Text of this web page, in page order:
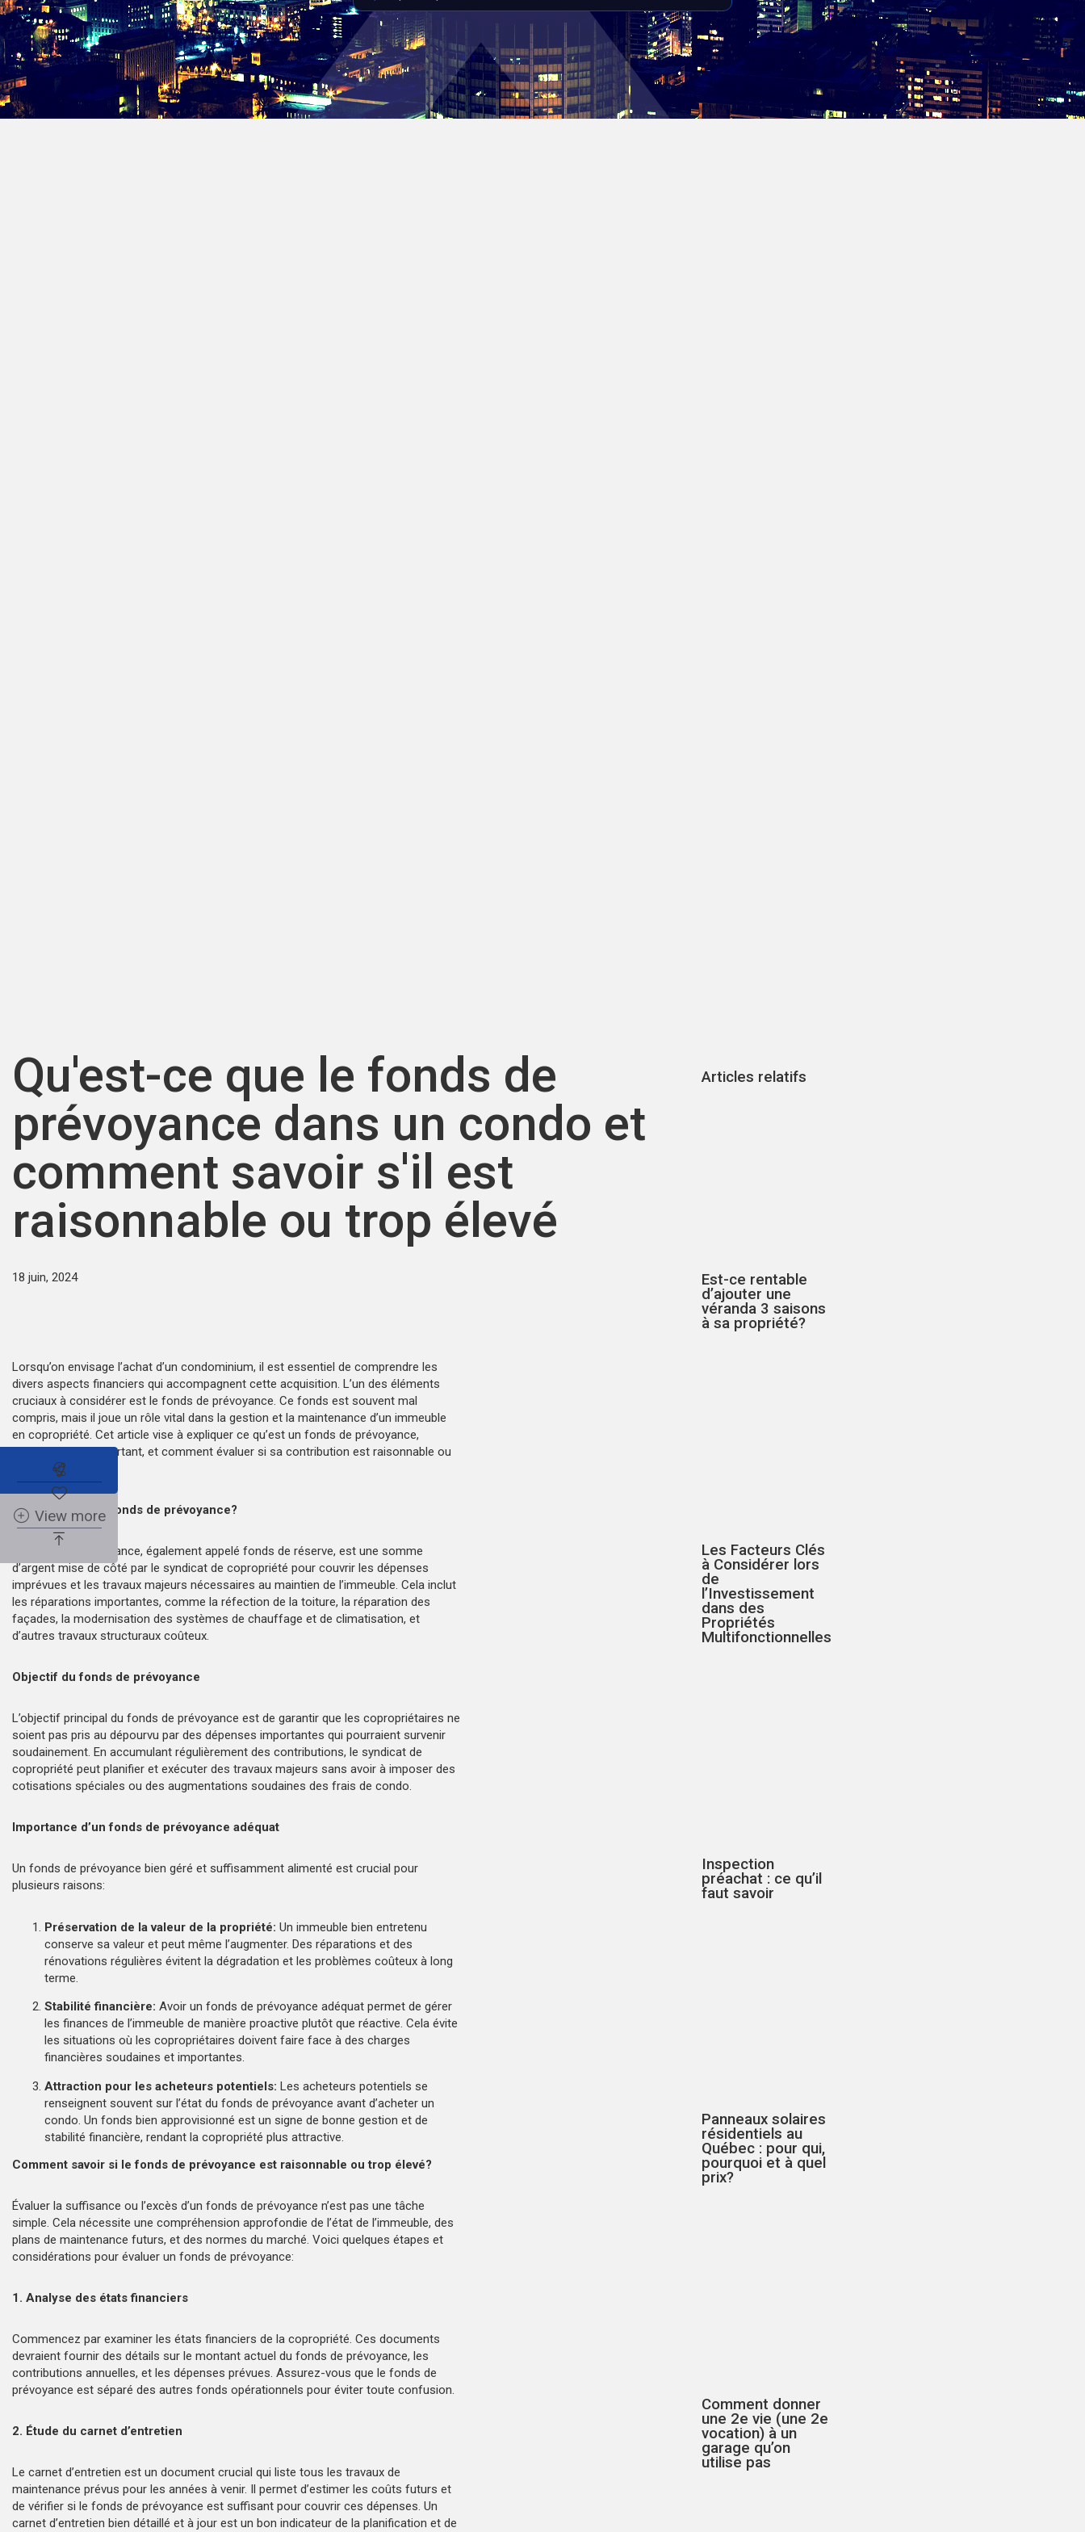
Qu'est-ce que le fonds de
prévoyance dans un condo et
comment savoir s'il est
raisonnable ou trop élevé
18 juin, 2024
Lorsqu’on envisage l’achat d’un condominium, il est essentiel de comprendre les
divers aspects financiers qui accompagnent cette acquisition. L’un des éléments
cruciaux à considérer est le fonds de prévoyance. Ce fonds est souvent mal
compris, mais il joue un rôle vital dans la gestion et la maintenance d’un immeuble
en copropriété. Cet article vise à expliquer ce qu’est un fonds de prévoyance,
pourquoi il est important, et comment évaluer si sa contribution est raisonnable ou
excessive.
Qu’est-ce que le fonds de prévoyance?
Le fonds de prévoyance, également appelé fonds de réserve, est une somme
d’argent mise de côté par le syndicat de copropriété pour couvrir les dépenses
imprévues et les travaux majeurs nécessaires au maintien de l’immeuble. Cela inclut
les réparations importantes, comme la réfection de la toiture, la réparation des
façades, la modernisation des systèmes de chauffage et de climatisation, et
d’autres travaux structuraux coûteux.
Objectif du fonds de prévoyance
L’objectif principal du fonds de prévoyance est de garantir que les copropriétaires ne
soient pas pris au dépourvu par des dépenses importantes qui pourraient survenir
soudainement. En accumulant régulièrement des contributions, le syndicat de
copropriété peut planifier et exécuter des travaux majeurs sans avoir à imposer des
cotisations spéciales ou des augmentations soudaines des frais de condo.
Importance d’un fonds de prévoyance adéquat
Un fonds de prévoyance bien géré et suffisamment alimenté est crucial pour
plusieurs raisons:
Préservation de la valeur de la propriété: Un immeuble bien entretenu
conserve sa valeur et peut même l’augmenter. Des réparations et des
rénovations régulières évitent la dégradation et les problèmes coûteux à long
terme.
Stabilité financière: Avoir un fonds de prévoyance adéquat permet de gérer
les finances de l’immeuble de manière proactive plutôt que réactive. Cela évite
les situations où les copropriétaires doivent faire face à des charges
financières soudaines et importantes.
Attraction pour les acheteurs potentiels: Les acheteurs potentiels se
renseignent souvent sur l’état du fonds de prévoyance avant d’acheter un
condo. Un fonds bien approvisionné est un signe de bonne gestion et de
stabilité financière, rendant la copropriété plus attractive.
Comment savoir si le fonds de prévoyance est raisonnable ou trop élevé?
Évaluer la suffisance ou l’excès d’un fonds de prévoyance n’est pas une tâche
simple. Cela nécessite une compréhension approfondie de l’état de l’immeuble, des
plans de maintenance futurs, et des normes du marché. Voici quelques étapes et
considérations pour évaluer un fonds de prévoyance:
1. Analyse des états financiers
Commencez par examiner les états financiers de la copropriété. Ces documents
devraient fournir des détails sur le montant actuel du fonds de prévoyance, les
contributions annuelles, et les dépenses prévues. Assurez-vous que le fonds de
prévoyance est séparé des autres fonds opérationnels pour éviter toute confusion.
2. Étude du carnet d’entretien
Le carnet d’entretien est un document crucial qui liste tous les travaux de
maintenance prévus pour les années à venir. Il permet d’estimer les coûts futurs et
de vérifier si le fonds de prévoyance est suffisant pour couvrir ces dépenses. Un
carnet d’entretien bien détaillé et à jour est un bon indicateur de la planification et de
Articles relatifs
Est-ce rentable
d’ajouter une
véranda 3 saisons
à sa propriété?
Les Facteurs Clés
à Considérer lors
de
l’Investissement
dans des
Propriétés
Multifonctionnelles
Inspection
préachat : ce qu’il
faut savoir
Panneaux solaires
résidentiels au
Québec : pour qui,
pourquoi et à quel
prix?
Comment donner
une 2e vie (une 2e
vocation) à un
garage qu’on
utilise pas
View more